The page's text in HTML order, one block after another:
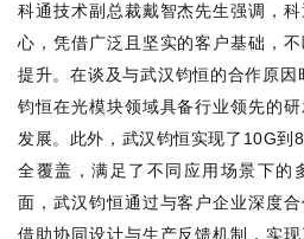
科通技术副总裁戴智杰先生强调，
心，凭借广泛且坚实的客户基础，
提升。在谈及与武汉钧恒的合作原因
钧恒在光模块领域具备行业领先的
发展。此外，武汉钧恒实现了 10G到
全覆盖，满足了不同应用场景下的
面，武汉钧恒通过与客户企业深度
借助协同设计与生产反馈机制，实